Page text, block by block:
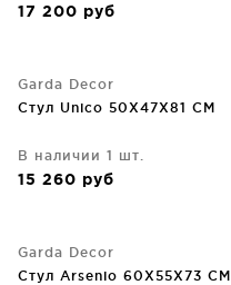
17 200 руб
Garda Decor
Стул Unico 50X47X81 CM
В наличии 1 шт.
15 260 руб
Garda Decor
Стул Arsenio 60X55X73 CM